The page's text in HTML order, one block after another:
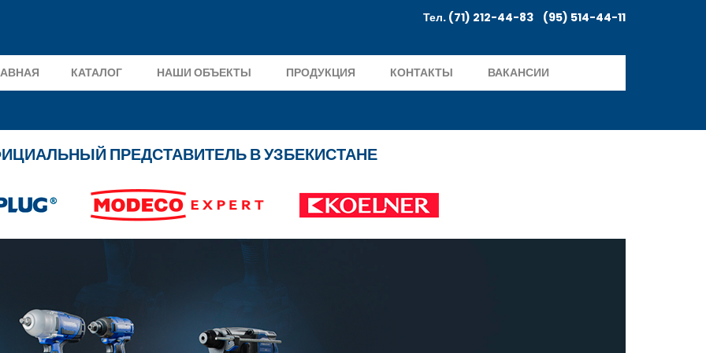
Тел. (71) 212-44-83 (95) 514-44-11
КАТАЛОГ НАШИ ОБЪЕКТЫ ПРОДУКЦИЯ КОНТАКТЫ ВАКАНСИИ
ПРЕДСТАВИТЕЛЬ В УЗБЕКИСТАНЕ